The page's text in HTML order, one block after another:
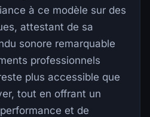
à ce modèle sur des
attestant de sa
sonore remarquable
professionnels
plus accessible que
tout en offrant un
et de